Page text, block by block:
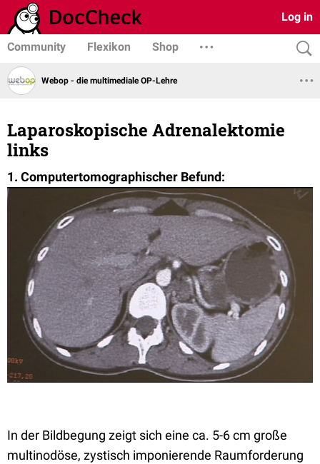
Log in
Community Flexikon Shop
Webop - die multimediale OP-Lehre
Laparoskopische Adrenalektomie
links
1. Computertomographischer Befund:
In der Bildbegung zeigt sich eine ca. 5-6 cm große
multinodöse, zystisch imponierende Raumforderung